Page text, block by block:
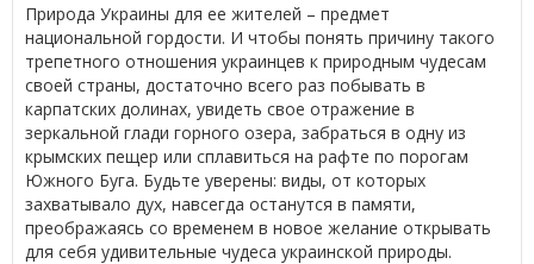
Природа Украины для ее жителей – предмет
национальной гордости. И чтобы понять причину такого
трепетного отношения украинцев к природным чудесам
своей страны, достаточно всего раз побывать в
карпатских долинах, увидеть свое отражение в
зеркальной глади горного озера, забраться в одну из
крымских пещер или сплавиться на рафте по порогам
Южного Буга. Будьте уверены: виды, от которых
захватывало дух, навсегда останутся в памяти,
преображаясь со временем в новое желание открывать
для себя удивительные чудеса украинской природы.